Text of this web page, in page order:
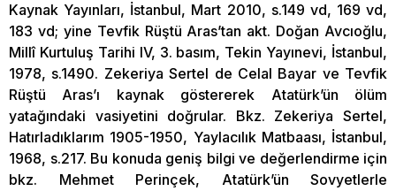
Kaynak Yayınları, İstanbul, Mart 2010, s.149 vd, 169 vd,
183 vd; yine Tevfik Rüştü Aras’tan akt. Doğan Avcıoğlu,
Millî Kurtuluş Tarihi IV, 3. basım, Tekin Yayınevi, İstanbul,
1978, s.1490. Zekeriya Sertel de Celal Bayar ve Tevfik
Rüştü Aras’ı kaynak göstererek Atatürk’ün ölüm
yatağındaki vasiyetini doğrular. Bkz. Zekeriya Sertel,
Hatırladıklarım 1905-1950, Yaylacılık Matbaası, İstanbul,
1968, s.217. Bu konuda geniş bilgi ve değerlendirme için
bkz. Mehmet Perinçek, Atatürk’ün Sovyetlerle